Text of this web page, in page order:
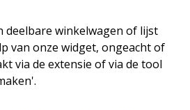
deelbare winkelwagen of lijst
van onze widget, ongeacht of
via de extensie of via de tool